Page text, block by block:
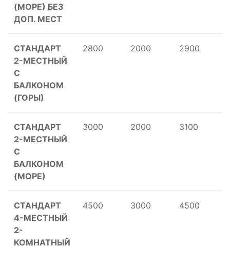
(МОРЕ) БЕЗ
ДОП. МЕСТ
СТАНДАРТ
2-МЕСТНЫЙ
С
БАЛКОНОМ
(ГОРЫ)
2800 2000 2900
СТАНДАРТ
2-МЕСТНЫЙ
С
БАЛКОНОМ
(МОРЕ)
3000 2000 3100
СТАНДАРТ
4-МЕСТНЫЙ
2-
КОМНАТНЫЙ
4500 3000 4500